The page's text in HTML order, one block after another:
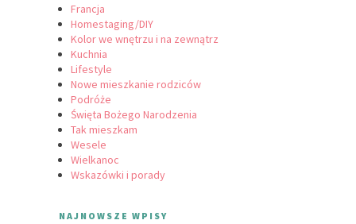
Francja
Homestaging/DIY
Kolor we wnętrzu i na zewnątrz
Kuchnia
Lifestyle
Nowe mieszkanie rodziców
Podróże
Święta Bożego Narodzenia
Tak mieszkam
Wesele
Wielkanoc
Wskazówki i porady
NAJNOWSZE WPISY